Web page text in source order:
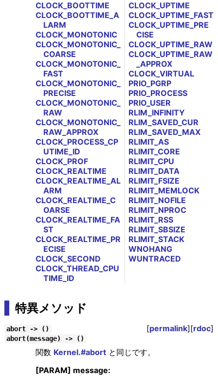
CLOCK_BOOTTIME
CLOCK_BOOTTIME_A
LARM
CLOCK_MONOTONIC
CLOCK_MONOTONIC_
COARSE
CLOCK_MONOTONIC_
FAST
CLOCK_MONOTONIC_
PRECISE
CLOCK_MONOTONIC_
RAW
CLOCK_MONOTONIC_
RAW_APPROX
CLOCK_PROCESS_CP
UTIME_ID
CLOCK_PROF
CLOCK_REALTIME
CLOCK_REALTIME_AL
ARM
CLOCK_REALTIME_C
OARSE
CLOCK_REALTIME_FA
ST
CLOCK_REALTIME_PR
ECISE
CLOCK_SECOND
CLOCK_THREAD_CPU
TIME_ID
CLOCK_UPTIME
CLOCK_UPTIME_FAST
CLOCK_UPTIME_PRE
CISE
CLOCK_UPTIME_RAW
CLOCK_UPTIME_RAW
_APPROX
CLOCK_VIRTUAL
PRIO_PGRP
PRIO_PROCESS
PRIO_USER
RLIM_INFINITY
RLIM_SAVED_CUR
RLIM_SAVED_MAX
RLIMIT_AS
RLIMIT_CORE
RLIMIT_CPU
RLIMIT_DATA
RLIMIT_FSIZE
RLIMIT_MEMLOCK
RLIMIT_NOFILE
RLIMIT_NPROC
RLIMIT_RSS
RLIMIT_SBSIZE
RLIMIT_STACK
WNOHANG
WUNTRACED
特異メソッド
abort -> () [permalink][rdoc]
abort(message) -> ()
関数 Kernel.#abortと同じです。
[PARAM] message: